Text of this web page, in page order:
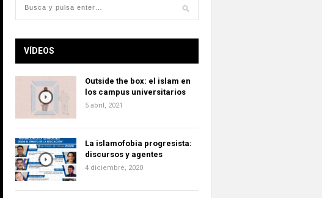
VÍDEOS
Outside the box: el islam en
los campus universitarios
5 abril, 2021
La islamofobia progresista:
discursos y agentes
4 diciembre, 2020